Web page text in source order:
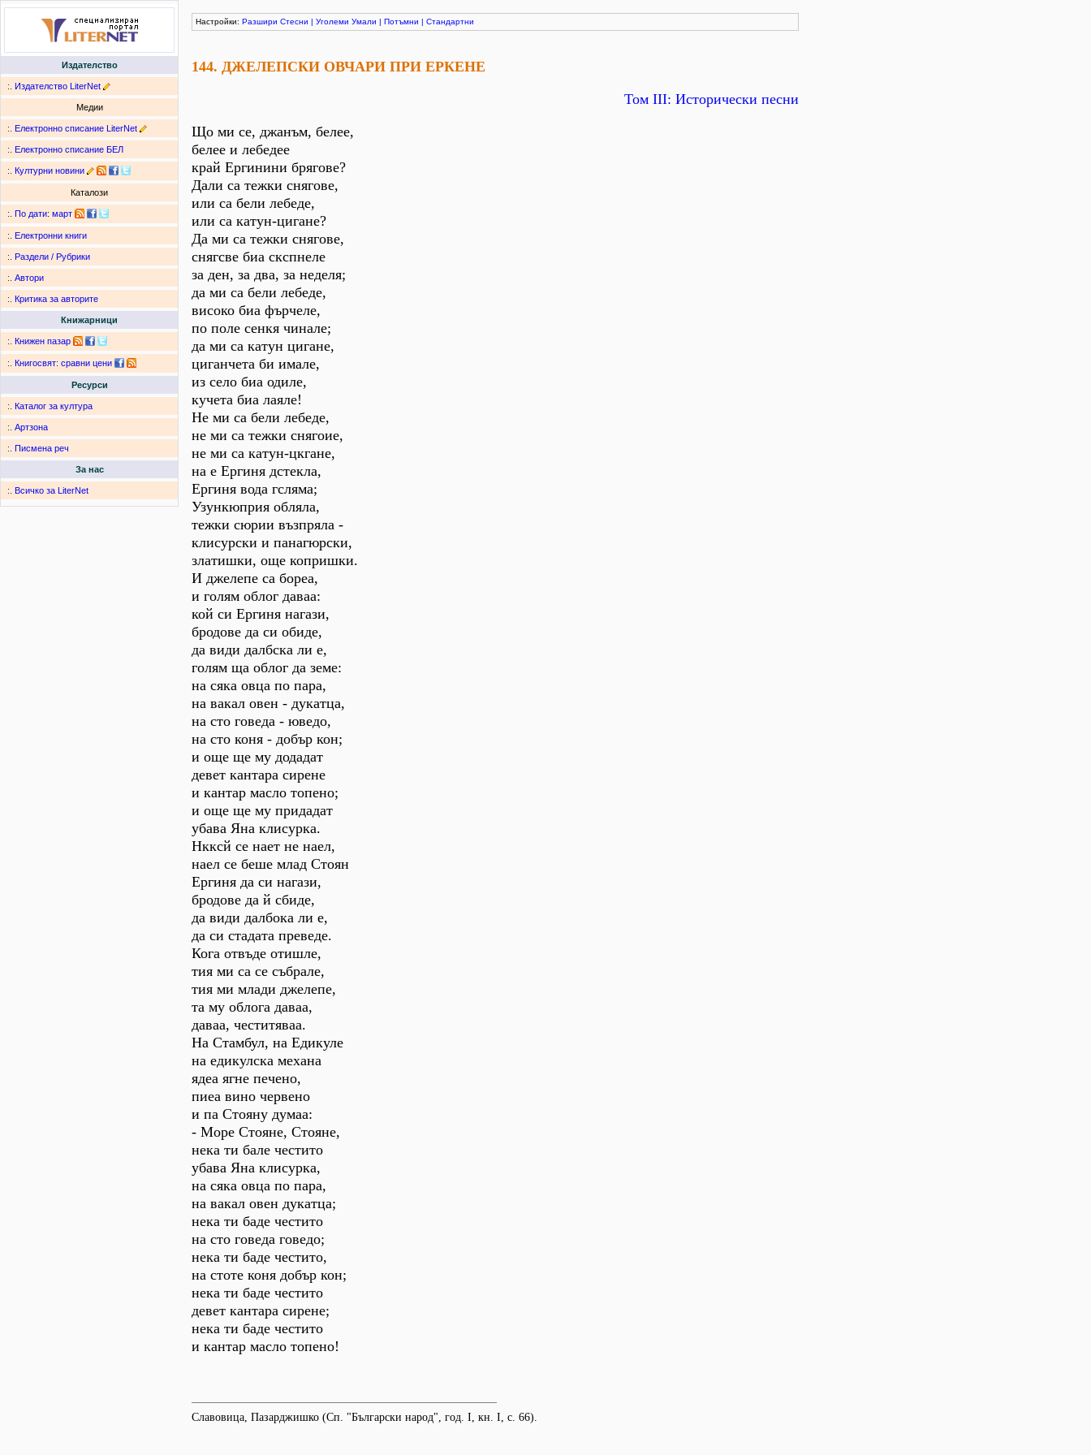
Издателство
:. Издателство LiterNet
Медии
:. Електронно списание LiterNet
:. Електронно списание БЕЛ
:. Културни новини
Каталози
:. По дати: март
:. Електронни книги
:. Раздели / Рубрики
:. Автори
:. Критика за авторите
Книжарници
:. Книжен пазар
:. Книгосвят: сравни цени
Ресурси
:. Каталог за култура
:. Артзона
:. Писмена реч
За нас
:. Всичко за LiterNet
Настройки: Разшири Стесни | Уголеми Умали | Потъмни | Стандартни
144. ДЖЕЛЕПСКИ ОВЧАРИ ПРИ ЕРКЕНЕ
Том ІІІ: Исторически песни
Що ми се, джанъм, белее,
белее и лебедее
край Ергинини брягове?
Дали са тежки снягове,
или са бели лебеде,
или са катун-цигане?
Да ми са тежки снягове,
снягсве биа скспнеле
за ден, за два, за неделя;
да ми са бели лебеде,
високо биа фърчеле,
по поле сенкя чинале;
да ми са катун цигане,
циганчета би имале,
из село биа одиле,
кучета биа лаяле!
Не ми са бели лебеде,
не ми са тежки снягоие,
не ми са катун-цкгане,
на е Ергиня дстекла,
Ергиня вода гсляма;
Узункюприя обляла,
тежки сюрии възпряла -
клисурски и панагюрски,
златишки, още копришки.
И джелепе са бореа,
и голям облог даваа:
кой си Ергиня нагази,
бродове да си обиде,
да види далбска ли е,
голям ща облог да земе:
на сяка овца по пара,
на вакал овен - дукатца,
на сто говеда - юведо,
на сто коня - добър кон;
и още ще му додадат
девет кантара сирене
и кантар масло топено;
и още ще му придадат
убава Яна клисурка.
Нкксй се нает не наел,
наел се беше млад Стоян
Ергиня да си нагази,
бродове да й сбиде,
да види далбока ли е,
да си стадата преведе.
Кога отвъде отишле,
тия ми са се събрале,
тия ми млади джелепе,
та му облога даваа,
даваа, честитяваа.
На Стамбул, на Едикуле
на едикулска механа
ядеа ягне печено,
пиеа вино червено
и па Стояну думаа:
- Море Стояне, Стояне,
нека ти бале честито
убава Яна клисурка,
на сяка овца по пара,
на вакал овен дукатца;
нека ти баде честито
на сто говеда говедо;
нека ти баде честито,
на стоте коня добър кон;
нека ти баде честито
девет кантара сирене;
нека ти баде честито
и кантар масло топено!
Славовица, Пазарджишко (Сп. "Български народ", год. І, кн. І, с. 66).